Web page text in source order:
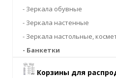
- Зеркала обувные
- Зеркала настенные
- Зеркала настольные,
- Банкетки
Корзины для